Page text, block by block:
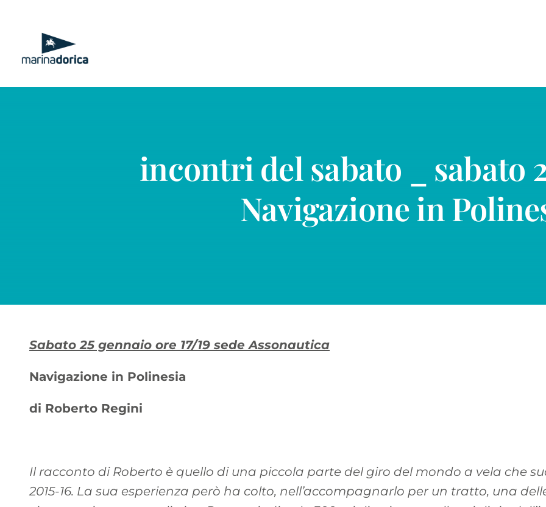
contenuto
incontri del sabato _ sabato
Navigazione in
Sabato 25 gennaio ore 17/19 sede Assonautica
Navigazione in Polinesia
di Roberto Regini
Il racconto di Roberto è quello di una piccola parte del giro del mondo a vela che
2015-16. La sua esperienza però ha colto, nell’accompagnarlo per un tratto, una